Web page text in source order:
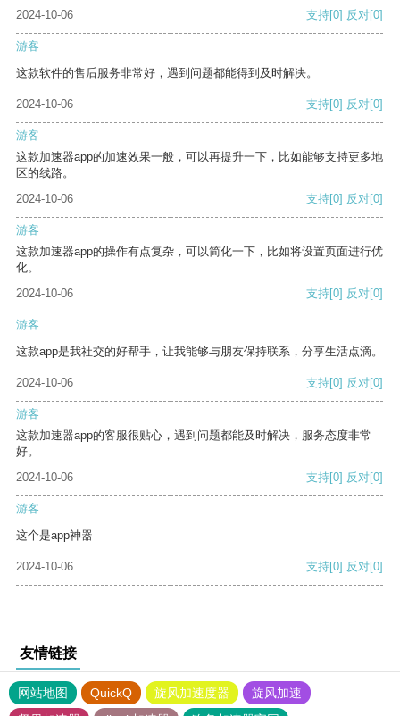
2024-10-06
支持[0] 反对[0]
游客
这款软件的售后服务非常好，遇到问题都能得到及时解决。
2024-10-06 支持[0] 反对[0]
游客
这款加速器app的加速效果一般，可以再提升一下，比如能够支持更多地
区的线路。
2024-10-06
支持[0] 反对[0]
游客
这款加速器app的操作有点复杂，可以简化一下，比如将设置页面进行优
化。
2024-10-06
支持[0] 反对[0]
游客
这款app是我社交的好帮手，让我能够与朋友保持联系，分享生活点滴。
2024-10-06 支持[0] 反对[0]
游客
这款加速器app的客服很贴心，遇到问题都能及时解决，服务态度非常
好。
2024-10-06
支持[0] 反对[0]
游客
这个是app神器
2024-10-06 支持[0] 反对[0]
友情链接
网站地图 QuickQ 旋风加速度器
旋风加速